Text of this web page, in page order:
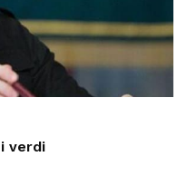
verdi